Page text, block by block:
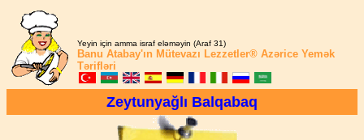
Yeyin için amma israf eləməyin (Araf 31)
Banu Atabay'ın Mütevazı Lezzetler® Azərice Yemək
Tərifləri
Zeytunyağlı Balqabaq